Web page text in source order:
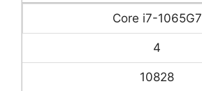
Core i7-1065G7
4
10828